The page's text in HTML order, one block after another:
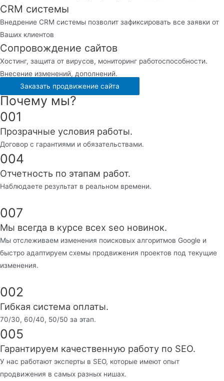
CRM системы
Внедрение CRM системы позволит зафиксировать все заявки от
Ваших клиентов
Сопровождение сайтов
Хостинг, защита от вирусов, мониторинг работоспособности.
Внесение изменений, дополнений.
Заказать продвижение сайта
Почему мы?
001
Прозрачные условия работы.
Договор с гарантиями и обязательствами.
004
Отчетность по этапам работ.
Наблюдаете результат в реальном времени.
007
Мы всегда в курсе всех seo новинок.
Мы отслеживаем изменения поисковых алгоритмов Google и
быстро адаптируем схемы продвижения проектов под текущие
изменения.
002
Гибкая система оплаты.
70/30, 60/40, 50/50 за этап.
005
Гарантируем качественную работу по SEO.
У нас работают эксперты в SEO, которые имеют опыт
продвижения в самых разных нишах.